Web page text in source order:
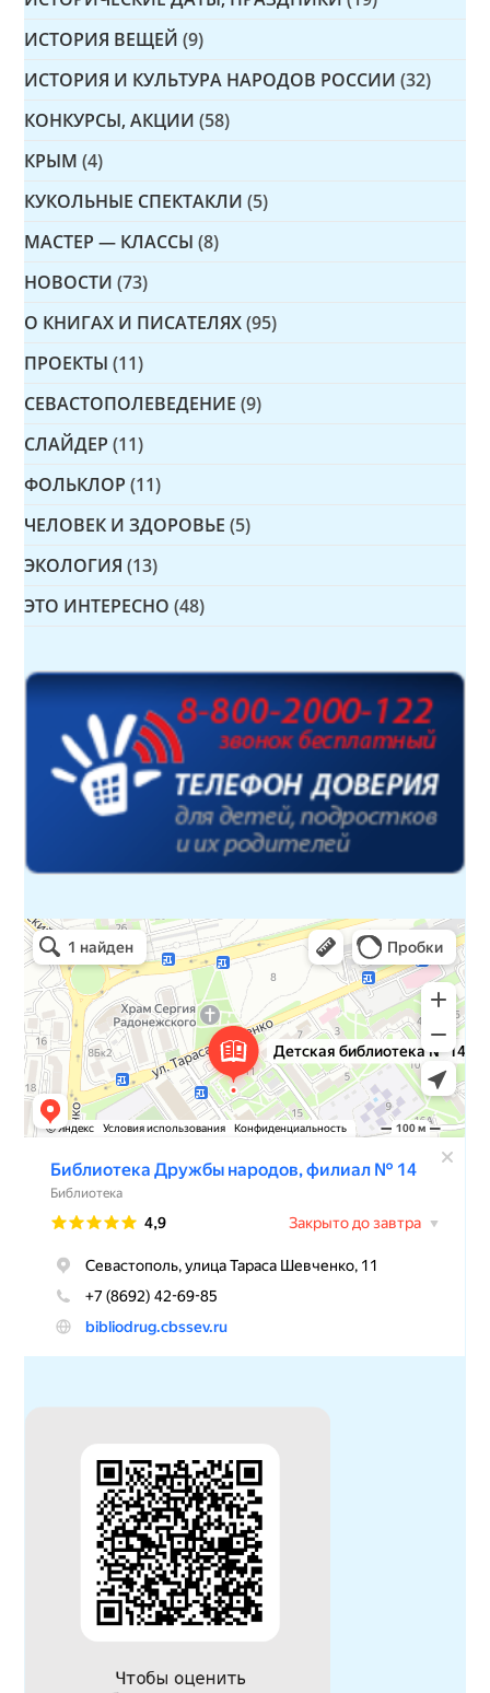
ИСТОРИЯ ВЕЩЕЙ (9)
ИСТОРИЯ И КУЛЬТУРА НАРОДОВ РОССИИ (32)
КОНКУРСЫ, АКЦИИ (58)
КРЫМ (4)
КУКОЛЬНЫЕ СПЕКТАКЛИ (5)
МАСТЕР — КЛАССЫ (8)
НОВОСТИ (73)
О КНИГАХ И ПИСАТЕЛЯХ (95)
ПРОЕКТЫ (11)
СЕВАСТОПОЛЕВЕДЕНИЕ (9)
СЛАЙДЕР (11)
ФОЛЬКЛОР (11)
ЧЕЛОВЕК И ЗДОРОВЬЕ (5)
ЭКОЛОГИЯ (13)
ЭТО ИНТЕРЕСНО (48)
Детская библиотека № 14 Дружбы народов
Библиотека в Севастополе